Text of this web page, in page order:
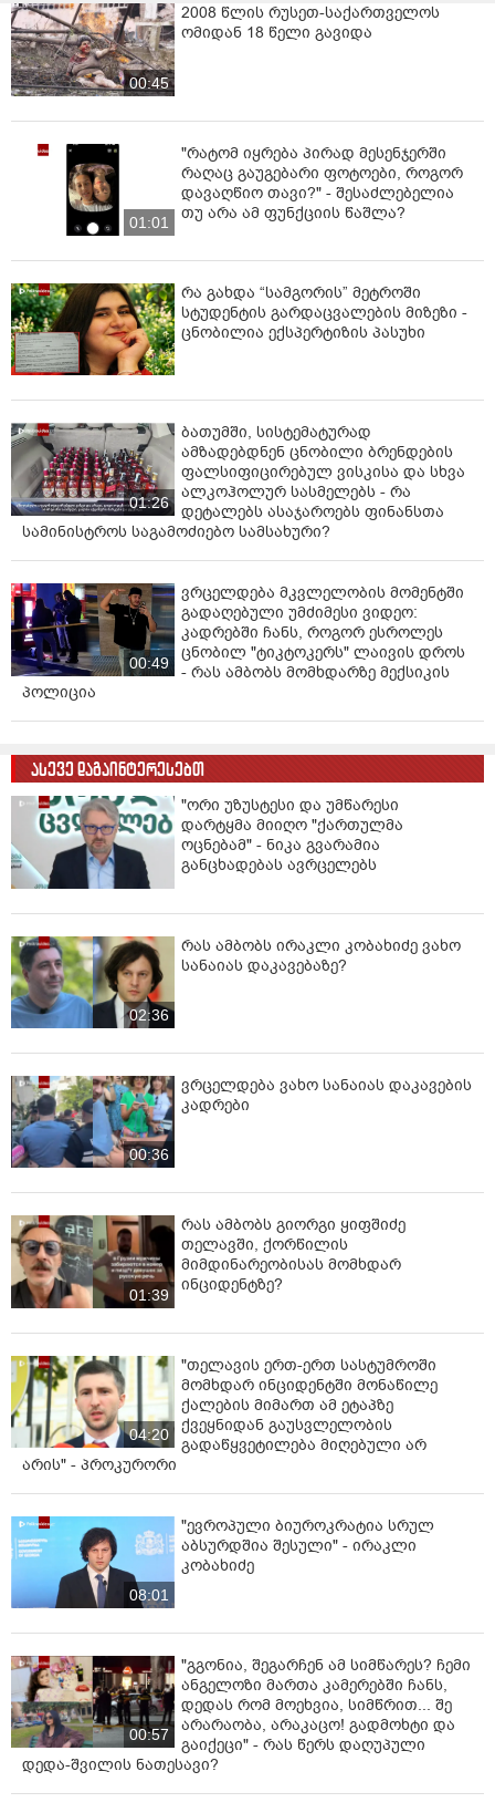
გრიგორიადისს შეიწყალებს.
00:45
2008 წლის რუსეთ-საქართველოს
ომიდან 18 წელი გავიდა
01:01
"რატომ იყრება პირად მესენჯერში
რაღაც გაუგებარი ფოტოები, როგორ
დავაღწიო თავი?" - შესაძლებელია
თუ არა ამ ფუნქციის წაშლა?
რა გახდა “სამგორის” მეტროში
სტუდენტის გარდაცვალების მიზეზი -
ცნობილია ექსპერტიზის პასუხი
01:26
ბათუმში, სისტემატურად
ამზადებდნენ ცნობილი ბრენდების
ფალსიფიცირებულ ვისკისა და სხვა
ალკოჰოლურ სასმელებს - რა
დეტალებს ასაჯაროებს ფინანსთა
სამინისტროს საგამოძიებო სამსახური?
00:49
ვრცელდება მკვლელობის მომენტში
გადაღებული უმძიმესი ვიდეო:
კადრებში ჩანს, როგორ ესროლეს
ცნობილ "ტიკტოკერს" ლაივის დროს
- რას ამბობს მომხდარზე მექსიკის
პოლიცია
ასევე დაგაინტერესებთ
"ორი უზუსტესი და უმწარესი
დარტყმა მიიღო "ქართულმა
ოცნებამ" - ნიკა გვარამია
განცხადებას ავრცელებს
02:36
რას ამბობს ირაკლი კობახიძე ვახო
სანაიას დაკავებაზე?
00:36
ვრცელდება ვახო სანაიას დაკავების
კადრები
01:39
რას ამბობს გიორგი ყიფშიძე
თელავში, ქორწილის
მიმდინარეობისას მომხდარ
ინციდენტზე?
04:20
"თელავის ერთ-ერთ სასტუმროში
მომხდარ ინციდენტში მონაწილე
ქალების მიმართ ამ ეტაპზე
ქვეყნიდან გაუსვლელობის
გადაწყვეტილება მიღებული არ
არის" - პროკურორი
08:01
"ევროპული ბიუროკრატია სრულ
აბსურდშია შესული" - ირაკლი
კობახიძე
00:57
"გგონია, შეგარჩენ ამ სიმწარეს? ჩემი
ანგელოზი მართა კამერებში ჩანს,
დედას რომ მოეხვია, სიმწრით... შე
არარაობა, არაკაცო! გადმოხტი და
გაიქეცი" - რას წერს დაღუპული
დედა-შვილის ნათესავი?